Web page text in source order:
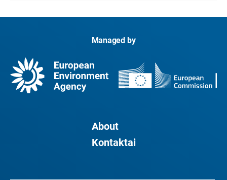
Managed by
About
Kontaktai